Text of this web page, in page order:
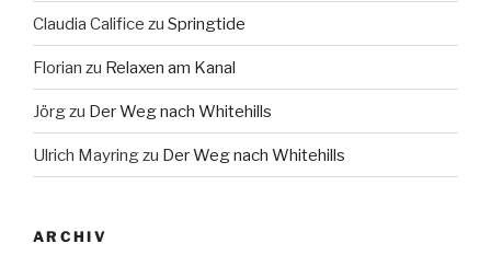
Claudia Califice zu Springtide
Florian zu Relaxen am Kanal
Jörgzu Der Weg nach Whitehills
Ulrich Mayringzu Der Weg nach Whitehills
ARCHIV